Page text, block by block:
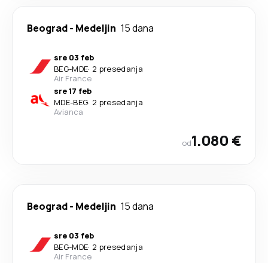
Beograd- Medeljin 15 dana
sre 03 feb
BEG-MDE· 2 presedanja
Air France
sre 17 feb
MDE-BEG· 2 presedanja
Avianca
od1.080 €
Beograd- Medeljin 15 dana
sre 03 feb
BEG-MDE· 2 presedanja
Air France